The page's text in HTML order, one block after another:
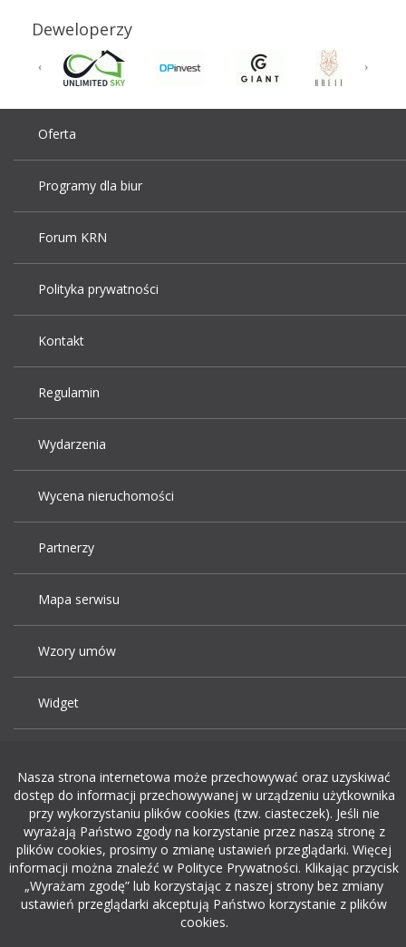
Deweloperzy
Oferta
Programy dla biur
Forum KRN
Polityka prywatności
Kontakt
Regulamin
Wydarzenia
Wycena nieruchomości
Partnerzy
Mapa serwisu
Wzory umów
Widget
Dodaj ogłoszenie o pracę
rekrutacja w it
Nasza strona internetowa może przechowywać oraz uzyskiwać
dostęp do informacji przechowywanej w urządzeniu użytkownika
przy wykorzystaniu plików cookies (tzw. ciasteczek). Jeśli nie
wyrażają Państwo zgody na korzystanie przez naszą stronę z
plików cookies, prosimy o zmianę ustawień przeglądarki. Więcej
informacji można znaleźć w Polityce Prywatności. Klikając przycisk
„Wyrażam zgodę” lub korzystając z naszej strony bez zmiany
ustawień przeglądarki akceptują Państwo korzystanie z plików
cookies.